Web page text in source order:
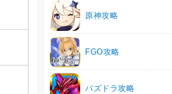
原神攻略
FGO攻略
パズドラ攻略